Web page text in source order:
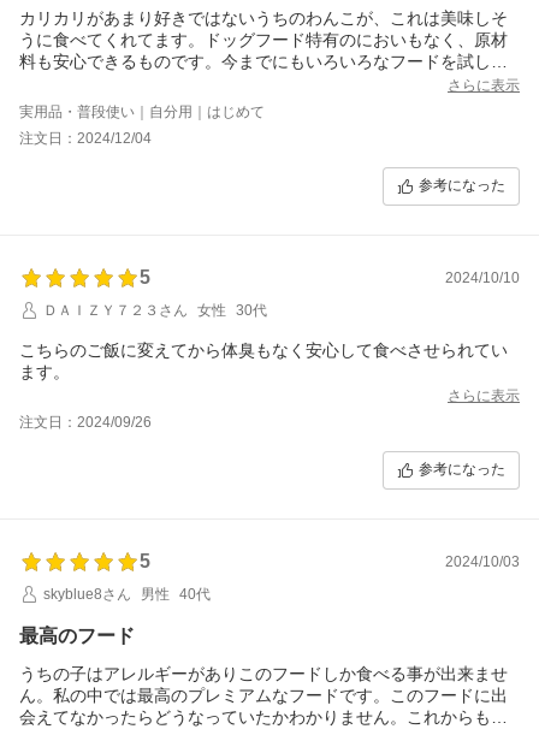
カリカリがあまり好きではないうちのわんこが、これは美味しそ
うに食べてくれてます。ドッグフード特有のにおいもなく、原材
料も安心できるものです。今までにもいろいろなフードを試して
きましたが、こちらがうちのこには今のところいちばん合いそう
です。
さらに表示
実用品・普段使い｜自分用｜はじめて
注文日：2024/12/04
参考になった
5
2024/10/10
ＤＡＩＺＹ７２３さん
女性 30代
こちらのご飯に変えてから体臭もなく安心して食べさせられてい
ます。
さらに表示
注文日：2024/09/26
参考になった
5
2024/10/03
skyblue8さん
男性 40代
最高のフード
うちの子はアレルギーがありこのフードしか食べる事が出来ませ
ん。私の中では最高のプレミアムなフードです。このフードに出
会えてなかったらどうなっていたかわかりません。これからもよ